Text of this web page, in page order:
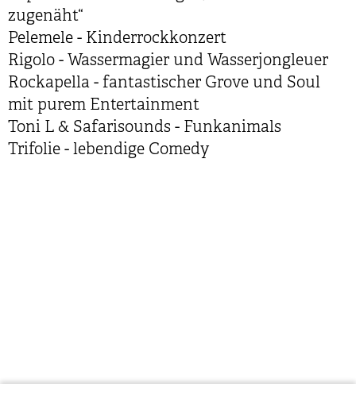
zugenäht“
Pelemele - Kinderrockkonzert
Rigolo - Wassermagier und Wasserjongleuer
Rockapella - fantastischer Grove und Soul
mit purem Entertainment
Toni L & Safarisounds - Funkanimals
Trifolie - lebendige Comedy